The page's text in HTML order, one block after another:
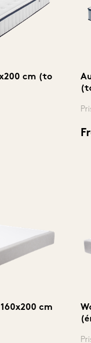
cm (to
cm